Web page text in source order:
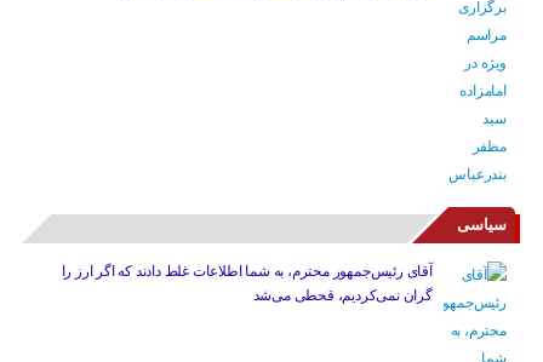
سیاسی
آقای رئیس‌جمهور محترم، به شما اطلاعات غلط دادند که اگر ارز را
گران نمی‌کردیم، قحطی می‌شد